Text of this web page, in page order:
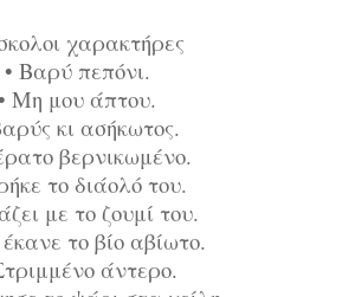
χαρακτήρες
• Βαρύ πεπόνι.
Μη μου άπτου.
κι ασήκωτος.
βερνικωμένο.
το διάολό του.
με το ζουμί του.
το βίο αβίωτο.
άντερο.